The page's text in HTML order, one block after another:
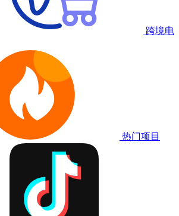
跨境电
热门项目